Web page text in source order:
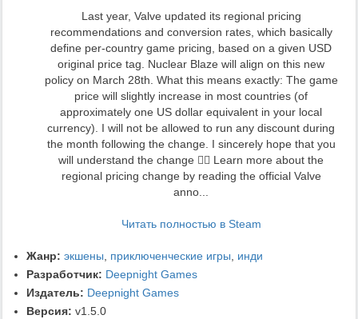
Last year, Valve updated its regional pricing
recommendations and conversion rates, which basically
define per-country game pricing, based on a given USD
original price tag. Nuclear Blaze will align on this new
policy on March 28th. What this means exactly: The game
price will slightly increase in most countries (of
approximately one US dollar equivalent in your local
currency). I will not be allowed to run any discount during
the month following the change. I sincerely hope that you
will understand the change 🙇‍♂️ Learn more about the
regional pricing change by reading the official Valve
anno...
Читать полностью в Steam
Жанр: экшены приключенческие игры
инди
Разработчик: Deepnight Games
Издатель: Deepnight Games
Версия: v1.5.0